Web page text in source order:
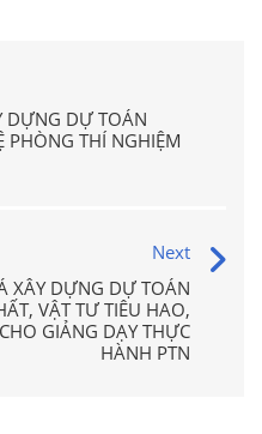
DỰNG DỰ TOÁN
PHÒNG THÍ NGHIỆM
Next
XÂY DỰNG DỰ TOÁN
VẬT TƯ TIÊU HAO,
GIẢNG DẠY THỰC
HÀNH PTN